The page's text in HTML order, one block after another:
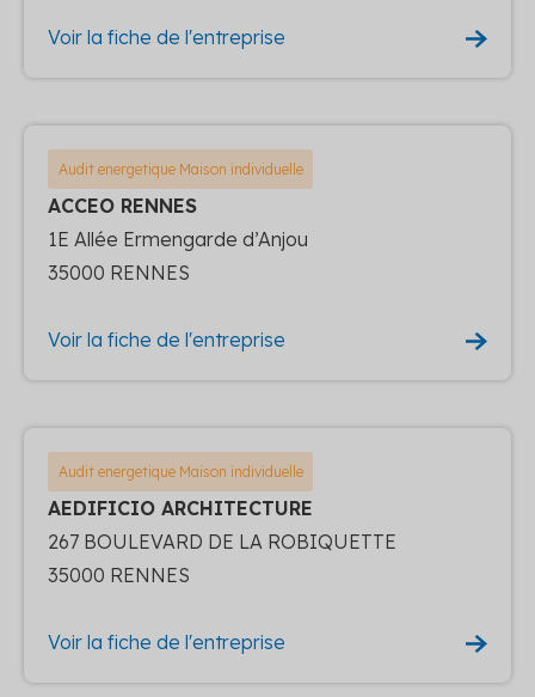
Voir la fiche de l'entreprise
Audit energetique Maison individuelle
ACCEO RENNES
1E Allée Ermengarde d’Anjou
35000 RENNES
Voir la fiche de l'entreprise
Audit energetique Maison individuelle
AEDIFICIO ARCHITECTURE
267 BOULEVARD DE LA ROBIQUETTE
35000 RENNES
Voir la fiche de l'entreprise